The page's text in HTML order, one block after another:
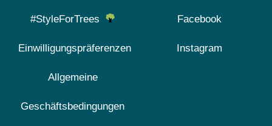
#StyleForTrees
Einwilligungspräferenzen
Allgemeine
Geschäftsbedingungen
Facebook
Instagram